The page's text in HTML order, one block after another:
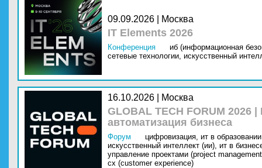
09.09.2026 | Москва
IT Elements 2026
Конференция
иб (информационная
сетевые технологии, искусственный
16.10.2026 | Москва
GLOBAL TECH FORUM
автоматизация бизнеса
Форум цифровизация, ит в
искусственный интеллект (ии), ит в
управление проектами (project
cx (customer experience)